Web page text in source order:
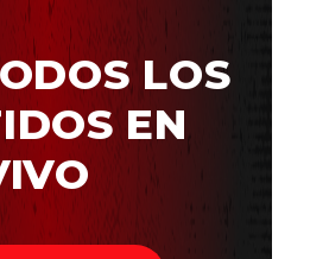
LOS
EN